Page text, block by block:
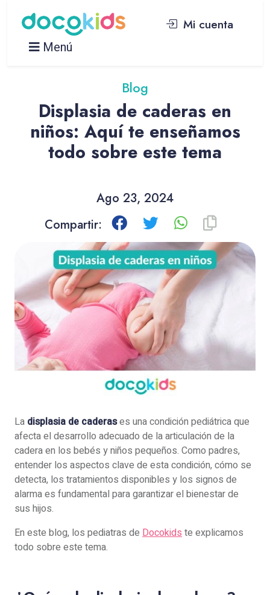
Mi cuenta
Menú
Blog
Displasia de caderas en
niños: Aquí te enseñamos
todo sobre este tema
Ago 23, 2024
Compartir:
La displasia de caderases una condición pediátrica que
afecta el desarrollo adecuado de la articulación de la
cadera en los bebés y niños pequeños. Como padres,
entender los aspectos clave de esta condición, cómo se
detecta, los tratamientos disponibles y los signos de
alarma es fundamental para garantizar el bienestar de
sus hijos.
En este blog, los pediatras de Docokidste explicamos
todo sobre este tema.